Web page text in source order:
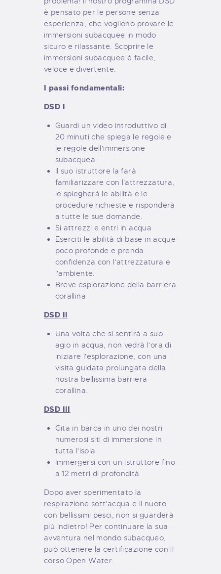
è pensato per le persone senza
esperienza, che vogliono provare le
immersioni subacquee in modo
sicuro e rilassante. Scoprire le
immersioni subacquee è facile,
veloce e divertente.
I passi fondamentali:
DSD I
Guardi un video introduttivo di
20 minuti che spiega le regole e
le regole dell'immersione
subacquea.
Il suo istruttore la farà
familiarizzare con l'attrezzatura,
le spiegherà le abilità e le
procedure richieste e risponderà
a tutte le sue domande.
Si attrezzi e entri in acqua
Eserciti le abilità di base in acque
poco profonde e prenda
confidenza con l'attrezzatura e
l'ambiente.
Breve esplorazione della barriera
corallina
DSD II
Una volta che si sentirà a suo
agio in acqua, non vedrà l'ora di
iniziare l'esplorazione, con una
visita guidata prolungata della
nostra bellissima barriera
corallina.
DSD III
Gita in barca in uno dei nostri
numerosi siti di immersione in
tutta l'isola
Immergersi con un istruttore fino
a 12 metri di profondità
Dopo aver sperimentato la
respirazione sott'acqua e il nuoto
con bellissimi pesci, non si guarderà
più indietro! Per continuare la sua
avventura nel mondo subacqueo,
può ottenere la certificazione con il
corso Open Water.